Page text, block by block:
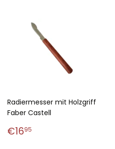
Radiermesser mit Holzgriff
Faber Castell
Normaler
€1695